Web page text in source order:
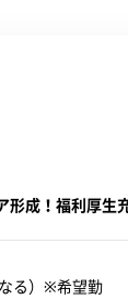
成！福利厚生
る）※希望勤